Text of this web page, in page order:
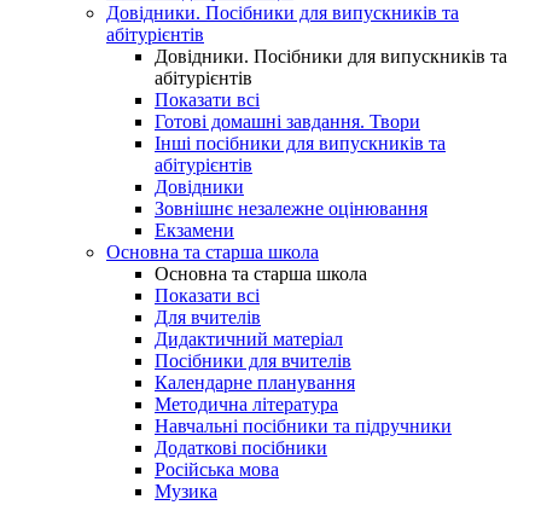
Довідники. Посібники для випускників та
абітурієнтів
Довідники. Посібники для випускників та
абітурієнтів
Показати всі
Готові домашні завдання. Твори
Інші посібники для випускників та
абітурієнтів
Довідники
Зовнішнє незалежне оцінювання
Екзамени
Основна та старша школа
Основна та старша школа
Показати всі
Для вчителів
Дидактичний матеріал
Посібники для вчителів
Календарне планування
Методична література
Навчальні посібники та підручники
Додаткові посібники
Російська мова
Музика